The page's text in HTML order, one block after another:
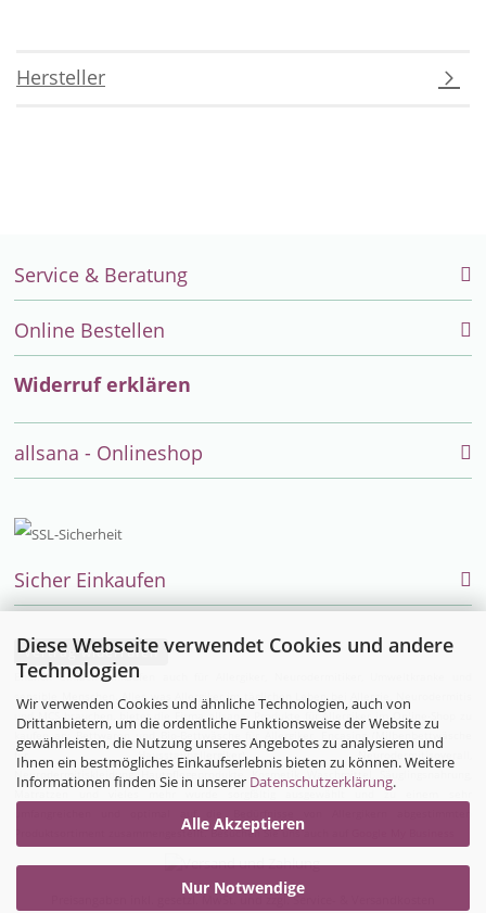
Diese Webseite verwendet Cookies und andere
Technologien
Wir verwenden Cookies und ähnliche Technologien, auch von
Drittanbietern, um die ordentliche Funktionsweise der Website zu
gewährleisten, die Nutzung unseres Angebotes zu analysieren und
Ihnen ein bestmögliches Einkaufserlebnis bieten zu können. Weitere
Informationen finden Sie in unserer Datenschutzerklärung.
Alle Akzeptieren
Nur Notwendige
Hersteller
Service & Beratung
Online Bestellen
Widerruf erklären
allsana - Onlineshop
Sicher Einkaufen
Vertrag widerrufen
Endlich einfach einkaufen auch für Allergiker, Neurodermitiker, Umweltkranke und
sensible Menschen. Alles was Allergiker im täglichen Leben bei Allergie, Neurodermitis
und MCS brauchen, bietet die Firma allsana- Produkte für Allergiker im Online-Shop zu
kaufen an: Bettwaren und für Allergiker,
Encasing (Milbenbettwäsche
für Hausstauballergiker), Neurodermitisoverall
Neurodermitiskleidung,
Hautpflegeprodukte ,Kosmetik , Waschmittel
und vieles mehr wurde sorgfältig ausgewählt und zu einem sehr
Produktsortiment zusammengestellt. Besuchen Sie uns auch auf
Preisangaben inkl. gesetzl. MwSt. und zzgl. Service- & Versandkosten